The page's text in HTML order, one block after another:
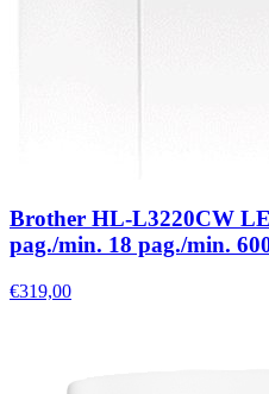
Brother HL-L3220CW
pag./min. 18 pag./min.
€319,00